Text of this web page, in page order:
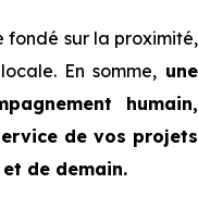
fondé sur la proximité,
En somme,une
humain,
de vos projets
de demain.